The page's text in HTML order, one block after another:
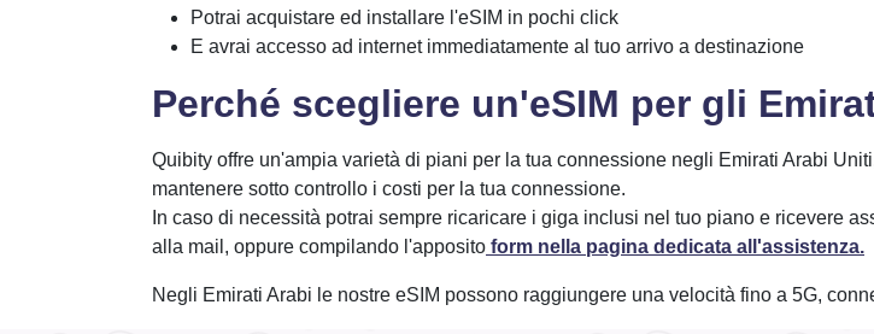
Potrai acquistare ed installare l'eSIM in pochi click
E avrai accesso ad internet immediatamente al tuo arrivo a destinazione
Perché scegliere un'eSIM per gli
Quibity offre un'ampia varietà di piani per la tua connessione negli Emirati Arabi
mantenere sotto controllo i costi per la tua connessione.
In caso di necessità potrai sempre ricaricare i giga inclusi nel tuo piano e ricevere
alla mail, oppure compilando l'apposito form nella pagina dedicata all'assistenza.
Negli Emirati Arabi le nostre eSIM possono raggiungere una velocità fino a 5G,